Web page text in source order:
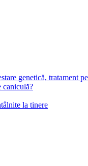
genetică, tratament
caniculă?
la tinere